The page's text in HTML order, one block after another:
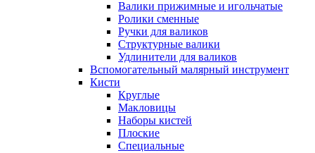
Валики прижимные и игольчатые
Ролики сменные
Ручки для валиков
Структурные валики
Удлинители для валиков
Вспомогательный малярный инструмент
Кисти
Круглые
Макловицы
Наборы кистей
Плоские
Специальные